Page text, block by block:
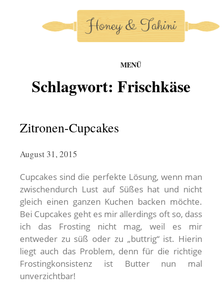
MENÜ
honey-and-tahini
Schlagwort: Frischkäse
Zitronen-Cupcakes
August 31, 2015
Cupcakes sind die perfekte Lösung, wenn man
zwischendurch Lust auf Süßes hat und nicht
gleich einen ganzen Kuchen backen möchte.
Bei Cupcakes geht es mir allerdings oft so, dass
ich das Frosting nicht mag, weil es mir
entweder zu süß oder zu „buttrig“ ist. Hierin
liegt auch das Problem, denn für die richtige
Frostingkonsistenz ist Butter nun mal
unverzichtbar!